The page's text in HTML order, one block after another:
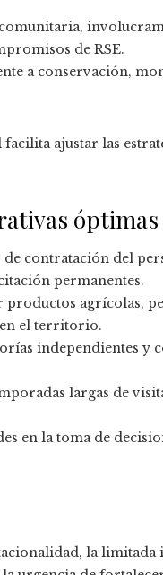
de RSE.
a conservación,
ajustar las
óptimas
de contratación del
permanentes.
agrícolas,
el territorio.
independientes y
largas de
en la toma de
la